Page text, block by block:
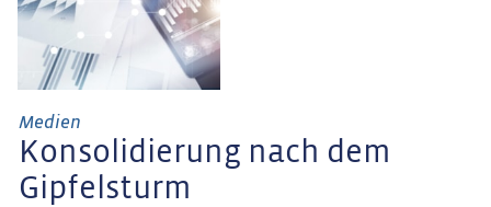
Medien
Konsolidierung nach dem
Gipfelsturm